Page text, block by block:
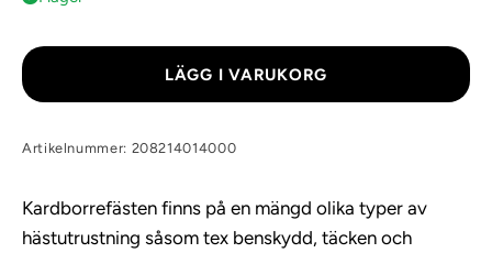
LÄGG I VARUKORG
Artikelnummer: 208214014000
Kardborrefästen finns på en mängd olika typer av
hästutrustning såsom tex benskydd, täcken och